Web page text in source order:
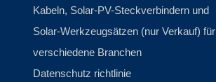
Kabeln, Solar-PV-Steckverbindern und
Solar-Werkzeugsätzen (nur Verkauf) für
verschiedene Branchen
Datenschutz richtlinie